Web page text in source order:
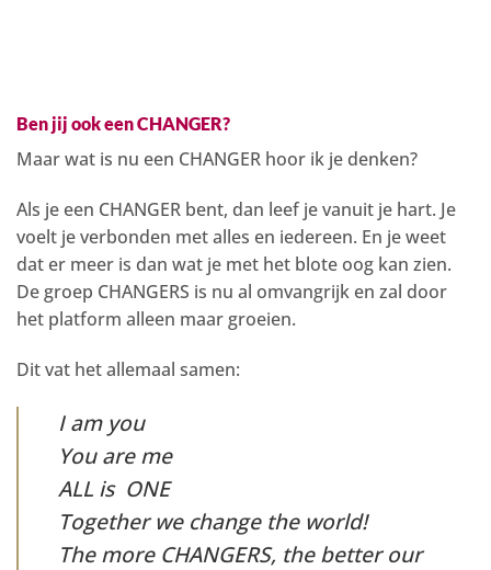
Ben jij ook een CHANGER?
Maar wat is nu een CHANGER hoor ik je denken?
Als je een CHANGER bent, dan leef je vanuit je hart. Je
voelt je verbonden met alles en iedereen. En je weet
dat er meer is dan wat je met het blote oog kan zien.
De groep CHANGERS is nu al omvangrijk en zal door
het platform alleen maar groeien.
Dit vat het allemaal samen:
I am you
You are me
ALL is ONE
Together we change the world!
The more CHANGERS, the better our